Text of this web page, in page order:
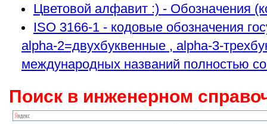
Цветовой алфавит :) - Обозначения
ISO 3166-1 - кодовые обозначения
alpha-2=двухбуквенные , alpha-3-
международных названий полностью
Поиск в инженерном